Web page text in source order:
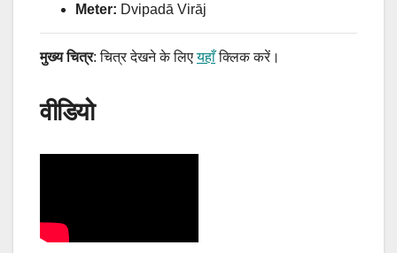
Meter: Dvipadā Virāj
मुख्य चित्र: चित्र देखने के लिएयहाँक्लिक करें।
वीडियो